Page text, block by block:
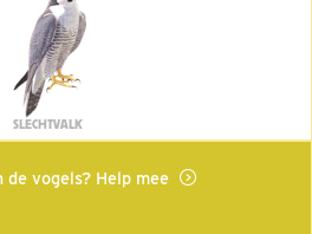
SLECHTVALK
de vogels? Help mee